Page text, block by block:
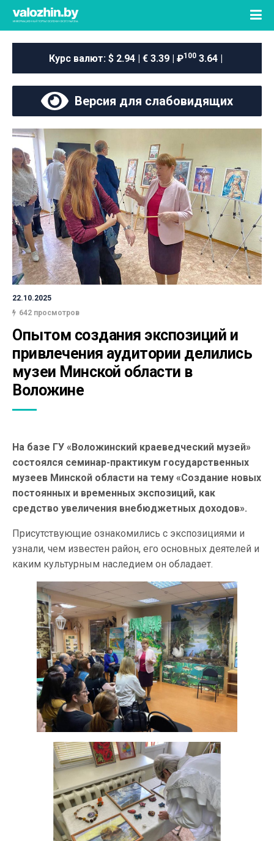
Курс валют: $ 2.94 | € 3.39 | ₽100 3.64 |
Версия для слабовидящих
22.10.2025
642 просмотров
Опытом создания экспозиций и
привлечения аудитории делились
музеи Минской области в
Воложине
На базе ГУ «Воложинский краеведческий музей»
состоялся семинар-практикум государственных
музеев Минской области на тему «Создание новых
постоянных и временных экспозиций, как
средство увеличения внебюджетных доходов».
Присутствующие ознакомились с экспозициями и
узнали, чем известен район, его основных деятелей и
каким культурным наследием он обладает.